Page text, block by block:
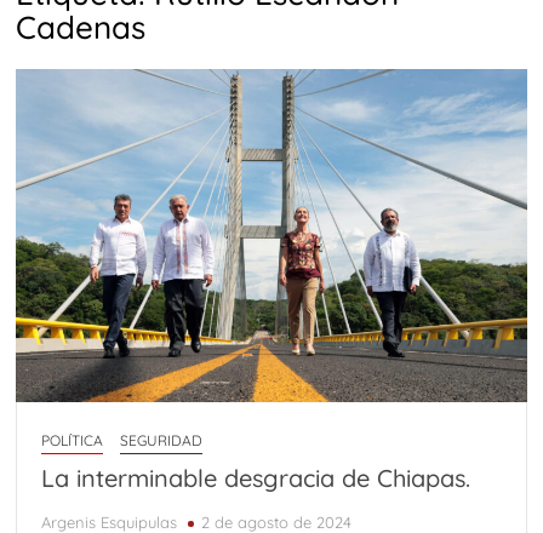
Carta de presentación
Desde el Altiplano
Diputada Daylín García adquiere inmueble con casi un
millón de pesos en efectivo
SWALTY 4.0
SWALTY 3.0
SWALTY 2.0
Vedados (parte 4 final)
Comentarios sobre el arte de Elías Henoc Permut y el
contexto cubano
Vedados (Parte 3)
Adiós a Ricardo Vinós
WILFREDO PRIETO Y EL ROBO A MANO ARMADA
Kevin Beovides Casas y el código binario de las
trasmutaciones
Cadenas
POLÍTICA SEGURIDAD
La interminable desgracia de Chiapas.
Argenis Esquipulas 2 de agosto de 2024